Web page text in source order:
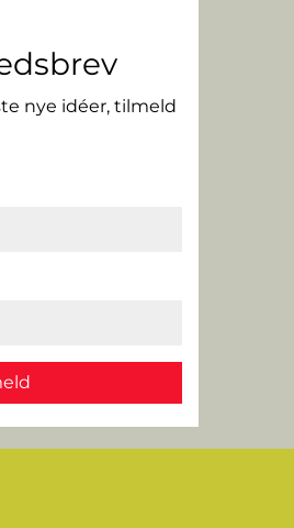
nye idéer, tilmeld